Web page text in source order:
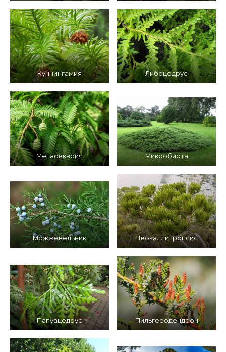
Куннингамия Либоцедрус
Метасеквойя Микробиота
Можжевельник Неокаллитропсис
Папуацедрус Пильгеродендрон